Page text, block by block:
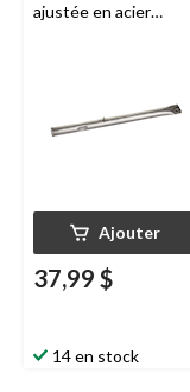
ajustée en acier
Ajouter
37,99 $
14 en stock